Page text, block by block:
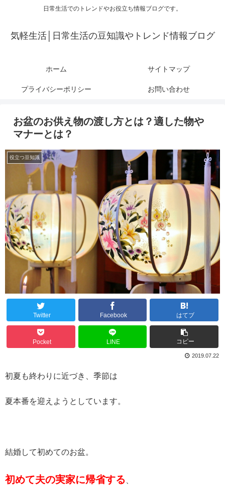
日常生活でのトレンドやお役立ち情報ブログです。
気軽生活│日常生活の豆知識やトレンド情報ブログ
ホーム サイトマップ
プライバシーポリシー お問い合わせ
お盆のお供え物の渡し方とは？適した物や
マナーとは？
役立つ豆知識
Twitter Facebook はてブ
Pocket LINE コピー
2019.07.22
初夏も終わりに近づき、季節は
夏本番を迎えようとしています。
結婚して初めてのお盆。
初めて夫の実家に帰省する、